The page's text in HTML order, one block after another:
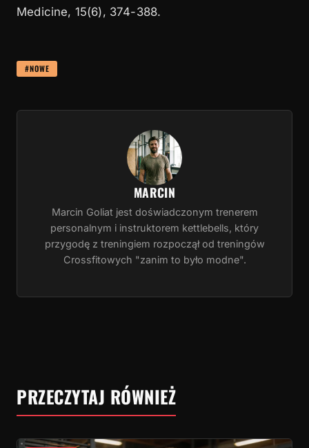
Medicine, 15(6), 374-388.
#NOWE
MARCIN
Marcin Goliat jest doświadczonym trenerem
personalnym i instruktorem kettlebells, który
przygodę z treningiem rozpoczął od treningów
Crossfitowych "zanim to było modne".
PRZECZYTAJ RÓWNIEŻ